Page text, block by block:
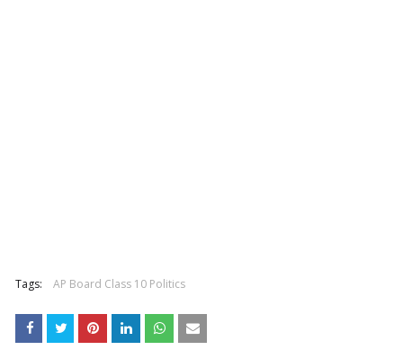
Tags: AP Board Class 10 Politics